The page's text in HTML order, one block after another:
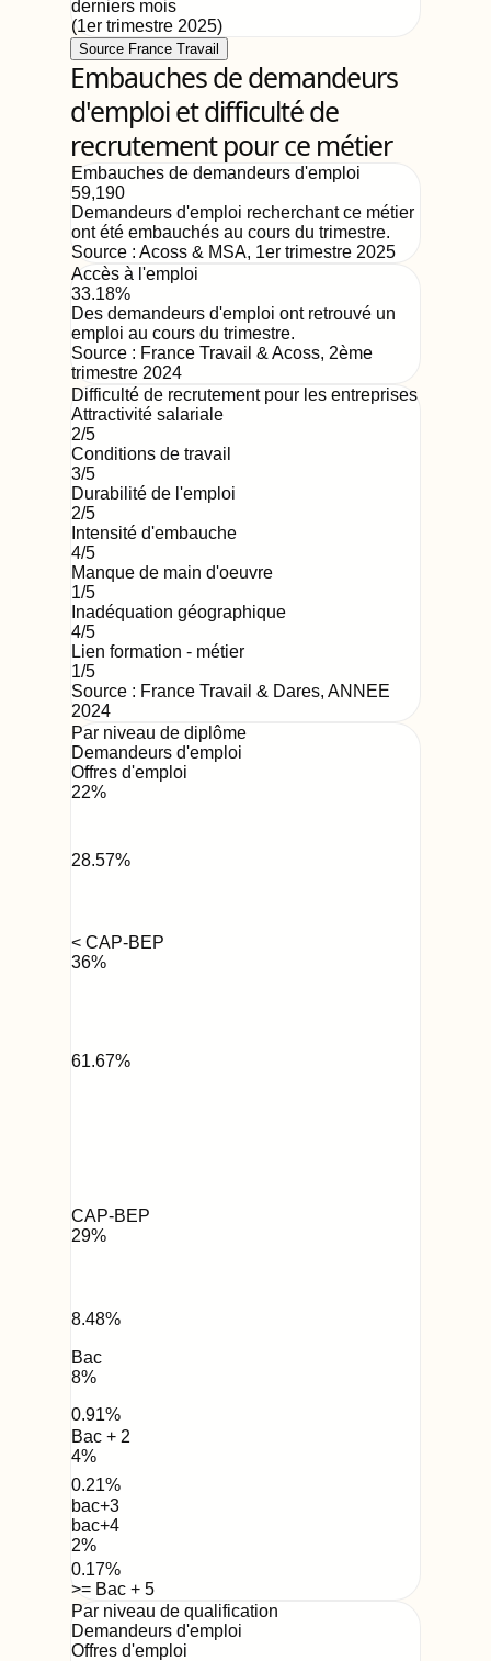
derniers mois
(1er trimestre 2025)
Source France Travail
Embauches de demandeurs
d'emploi et difficulté de
recrutement pour ce métier
Embauches de demandeurs d'emploi
59,190
Demandeurs d'emploi recherchant ce métier
ont été embauchés au cours du trimestre.
Source : Acoss & MSA, 1er trimestre 2025
Accès à l'emploi
33.18%
Des demandeurs d'emploi ont retrouvé un
emploi au cours du trimestre.
Source : France Travail & Acoss, 2ème
trimestre 2024
Difficulté de recrutement pour les entreprises
Attractivité salariale
2/5
Conditions de travail
3/5
Durabilité de l'emploi
2/5
Intensité d'embauche
4/5
Manque de main d'oeuvre
1/5
Inadéquation géographique
4/5
Lien formation - métier
1/5
Source : France Travail & Dares, ANNEE
2024
Par niveau de diplôme
Demandeurs d'emploi
Offres d'emploi
22%
28.57%
< CAP-BEP
36%
61.67%
CAP-BEP
29%
8.48%
Bac
8%
0.91%
Bac + 2
4%
0.21%
bac+3
bac+4
2%
0.17%
>= Bac + 5
Par niveau de qualification
Demandeurs d'emploi
Offres d'emploi